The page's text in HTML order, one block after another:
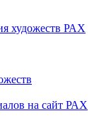
художеств РАХ
на сайт РАХ